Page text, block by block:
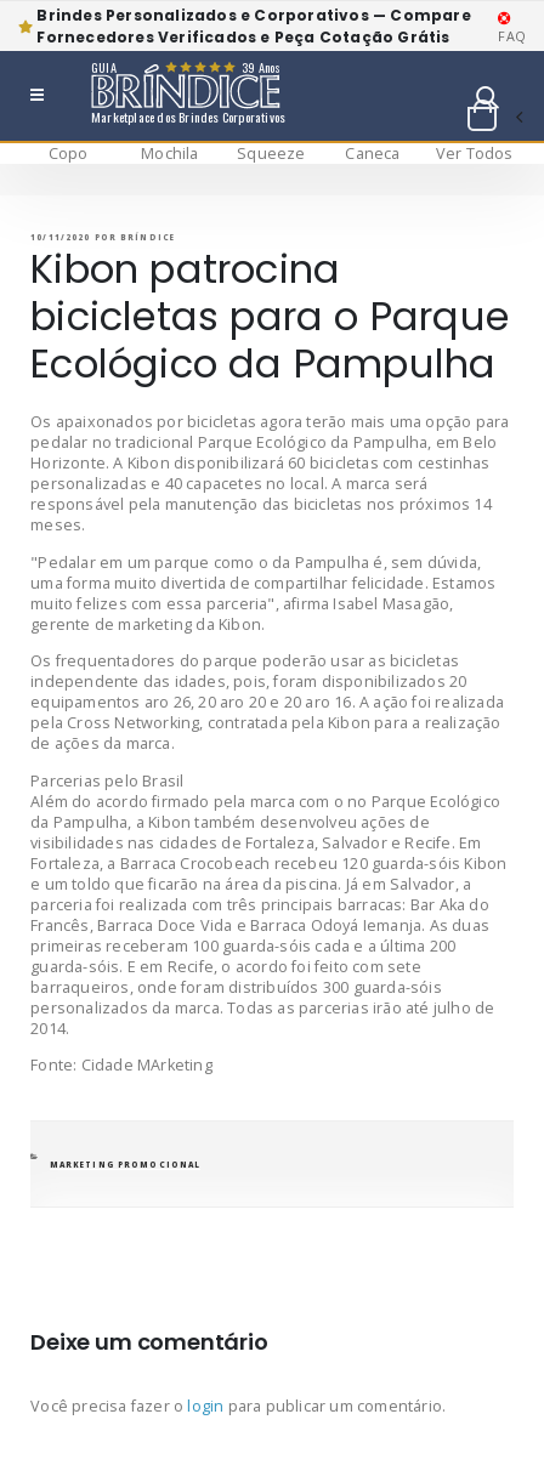
Brindes Personalizados e Corporativos — Compare
Fornecedores Verificados e Peça Cotação Grátis
FAQ
Marketplace dos Brindes Corporativos
GUIA 39 Anos
Copo Mochila Squeeze Caneca
Ver Todos
conteúdo
PUBLICADO
10/11/2020 PORBRÍNDICE
Kibon patrocina
bicicletas para o Parque
Ecológico da Pampulha
Os apaixonados por bicicletas agora terão mais uma opção para
pedalar no tradicional Parque Ecológico da Pampulha, em Belo
Horizonte. A Kibon disponibilizará 60 bicicletas com cestinhas
personalizadas e 40 capacetes no local. A marca será
responsável pela manutenção das bicicletas nos próximos 14
meses.
"Pedalar em um parque como o da Pampulha é, sem dúvida,
uma forma muito divertida de compartilhar felicidade. Estamos
muito felizes com essa parceria", afirma Isabel Masagão,
gerente de marketing da Kibon.
Os frequentadores do parque poderão usar as bicicletas
independente das idades, pois, foram disponibilizados 20
equipamentos aro 26, 20 aro 20 e 20 aro 16. A ação foi realizada
pela Cross Networking, contratada pela Kibon para a realização
de ações da marca.
Parcerias pelo Brasil
Além do acordo firmado pela marca com o no Parque Ecológico
da Pampulha, a Kibon também desenvolveu ações de
visibilidades nas cidades de Fortaleza, Salvador e Recife. Em
Fortaleza, a Barraca Crocobeach recebeu 120 guarda-sóis Kibon
e um toldo que ficarão na área da piscina. Já em Salvador, a
parceria foi realizada com três principais barracas: Bar Aka do
Francês, Barraca Doce Vida e Barraca Odoyá Iemanja. As duas
primeiras receberam 100 guarda-sóis cada e a última 200
guarda-sóis. E em Recife, o acordo foi feito com sete
barraqueiros, onde foram distribuídos 300 guarda-sóis
personalizados da marca. Todas as parcerias irão até julho de
2014.
Fonte: Cidade MArketing
CATEGORIAS
MARKETING PROMOCIONAL
Deixe um comentário
Você precisa fazer ologin para publicar um comentário.